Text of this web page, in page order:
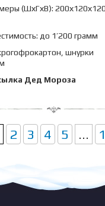
(ШхГхВ):
до 1’200 грамм
шнурки
Дед Мороза
2 3 4 5 ...